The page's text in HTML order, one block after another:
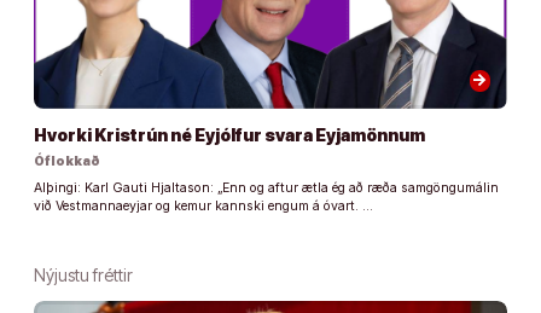
arrow_forward
Hvorki Kristrún né Eyjólfur svara Eyjamönnum
Óflokkað
Alþingi: Karl Gauti Hjaltason: „Enn og aftur ætla ég að ræða samgöngumálin
við Vestmannaeyjar og kemur kannski engum á óvart. …
Nýjustu fréttir